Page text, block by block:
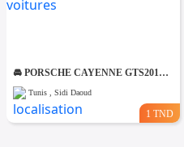
🚘 PORSCHE CAYENNE GTS2012 V8 ESSENCE🚘 🔁 on accepte l échange des voitures
Tunis , Sidi Daoud
1 TND